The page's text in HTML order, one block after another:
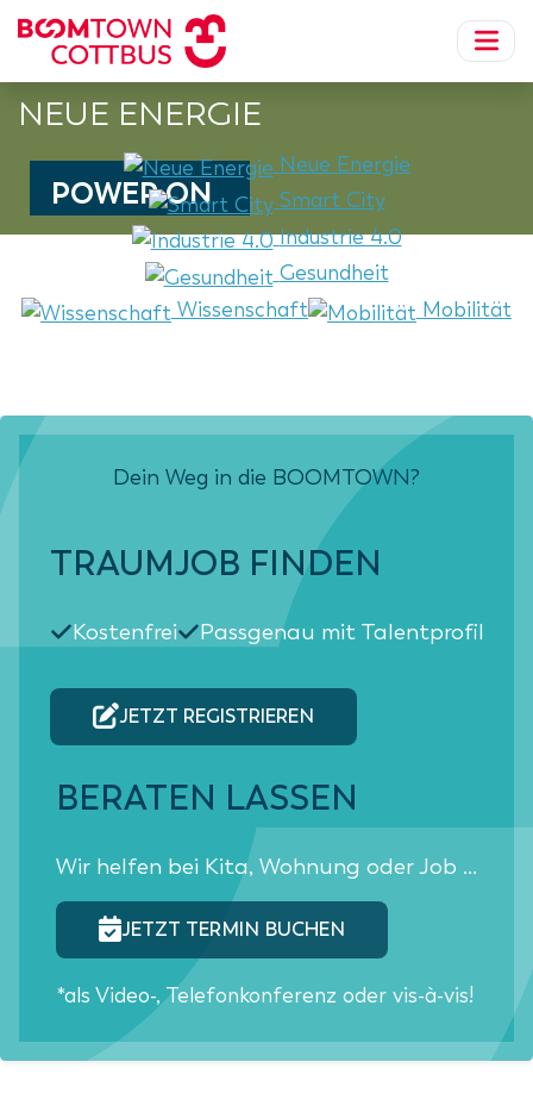
POWER ON
NEUE ENERGIE
Neue Energie
Smart City
Industrie 4.0
Gesundheit
Wissenschaft
Mobilität
Dein Weg in die BOOMTOWN?
TRAUMJOB FINDEN
Kostenfrei Passgenau mit Talentprofil
JETZT REGISTRIEREN
BERATEN LASSEN
Wir helfen bei Kita, Wohnung oder Job ...
JETZT TERMIN BUCHEN
*als Video-, Telefonkonferenz oder vis-à-vis!